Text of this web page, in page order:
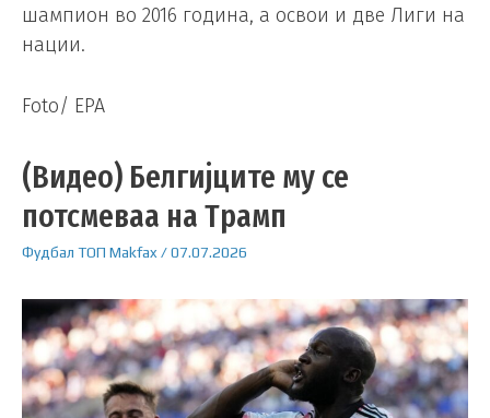
шампион во 2016 година, а освои и две Лиги на
нации.
Foto/ EPA
(Видео) Белгијците му се
потсмеваа на Трамп
Фудбал ТОП Makfax /07.07.2026